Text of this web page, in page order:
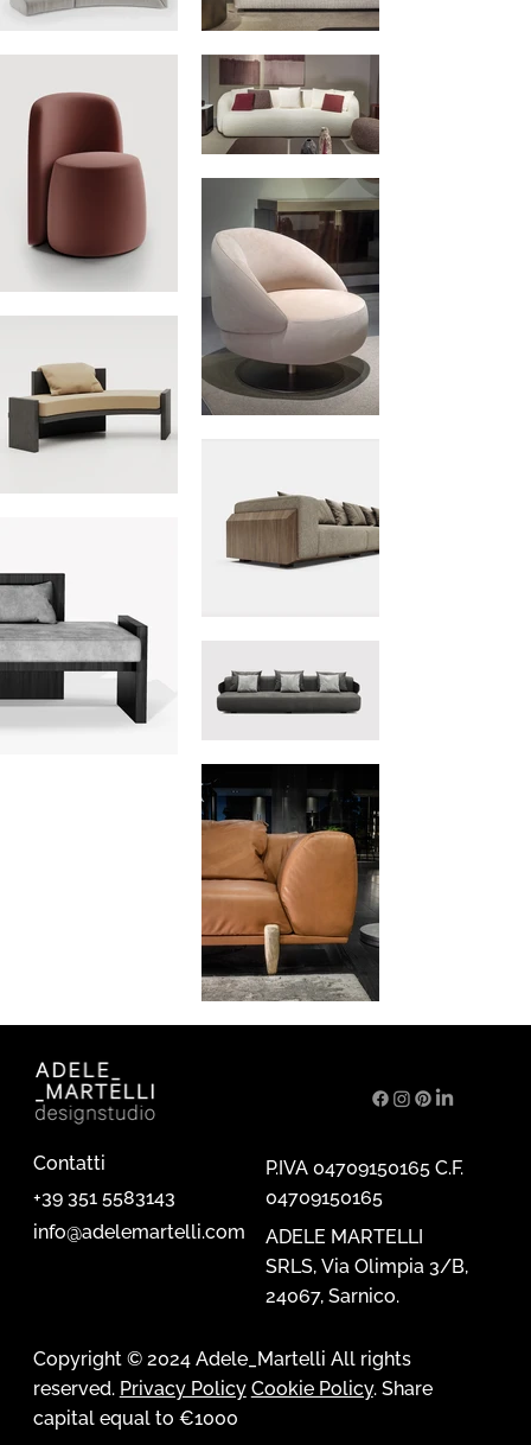
P.IVA 04709150165 C.F.
04709150165
ADELE MARTELLI
SRLS, Via Olimpia 3/B,
24067, Sarnico.
Contatti
+39 351 5583143
info@adelemartelli.com
Copyright © 2024 Adele_Martelli All rights
reserved. Privacy Policy Cookie Policy. Share
capital equal to €1000